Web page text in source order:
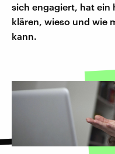
sich engagiert, hat ein
klären, wieso und wie
kann.